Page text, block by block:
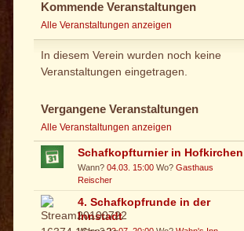
Kommende Veranstaltungen
Alle Veranstaltungen anzeigen
In diesem Verein wurden noch keine
Veranstaltungen eingetragen.
Vergangene Veranstaltungen
Alle Veranstaltungen anzeigen
Schafkopfturnier in Hofkirchen
Wann?04.03. 15:00 Wo?Gasthaus
Reischer
4. Schafkopfrunde in der
Innstadt